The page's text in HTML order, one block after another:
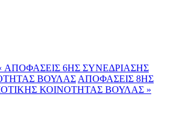
ΑΠΟΦΑΣΕΙΣ 6ΗΣ ΣΥΝΕΔΡΙΑΣΗΣ
ΒΟΥΛΑΣ ΑΠΟΦΑΣΕΙΣ 8ΗΣ
ΚΟΙΝΟΤΗΤΑΣ ΒΟΥΛΑΣ »